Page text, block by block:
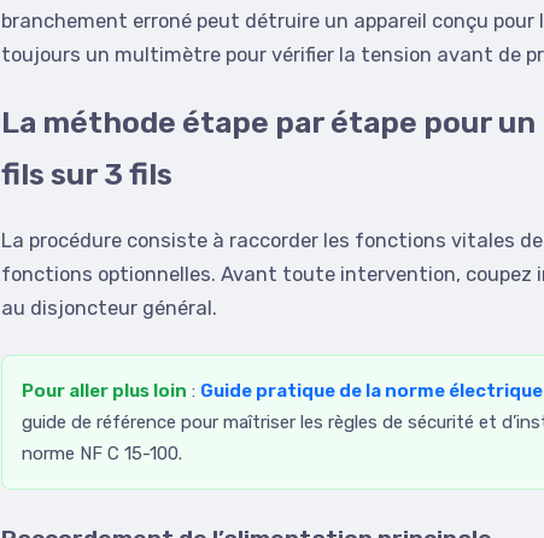
branchement erroné peut détruire un appareil conçu pour
toujours un multimètre pour vérifier la tension avant de
La méthode étape par étape pour
fils sur 3 fils
La procédure consiste à raccorder les fonctions vitales
fonctions optionnelles. Avant toute intervention, coupez
au disjoncteur général.
Pour aller plus loin : Guide pratique de la norme électrique
guide de référence pour maîtriser les règles de sécurité et
norme NF C 15-100.